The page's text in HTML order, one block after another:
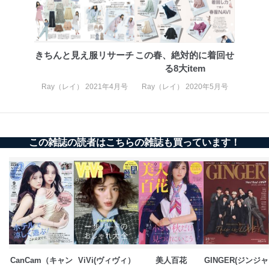
じて、個人情報保護マネジメントシステムを継続的に改
善し、常に最良の状態を維持します。
苦情及び相談受付け窓口
貴殿の個人情報及び当社の個人情報保護マネジメントシ
ステムに関するご相談及び苦情については以下までご連
絡ください。
TEL：0570-200-223
e-mail：cs@fujisan.co.jp
改訂：2025年2月20日
制定：2005年4月1日
株式会社富士山マガジンサービス
代表取締役会長 西野 伸一郎
個人情報の取扱いについて
１．個人情報保護管理者
きちんと見え服リサーチ
Ray（レイ） 2021年4月号
この春、絶対的に着回せ
る8大item
Ray（レイ） 2020年5月号
この雑誌の読者はこちらの雑誌も買っています！
CanCam（キャン ViVi(ヴィヴィ） 美人百花
GINGER(ジンジャ